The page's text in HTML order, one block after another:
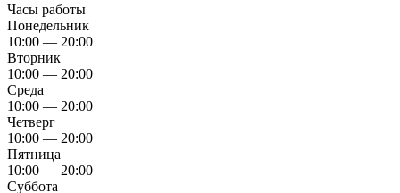
Часы работы
Понедельник
10:00 — 20:00
Вторник
10:00 — 20:00
Среда
10:00 — 20:00
Четверг
10:00 — 20:00
Пятница
10:00 — 20:00
Суббота